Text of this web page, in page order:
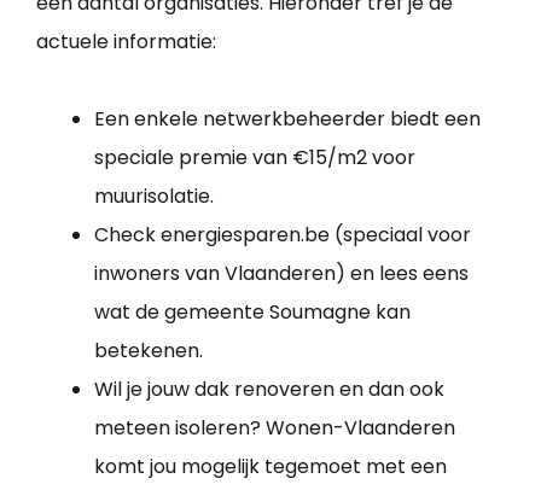
actuele informatie:
Een enkele netwerkbeheerder biedt een
speciale premie van €15/m2 voor
muurisolatie.
Check energiesparen.be (speciaal voor
inwoners van Vlaanderen) en lees eens
wat de gemeente Soumagne kan
betekenen.
Wil je jouw dak renoveren en dan ook
meteen isoleren? Wonen-Vlaanderen
komt jou mogelijk tegemoet met een